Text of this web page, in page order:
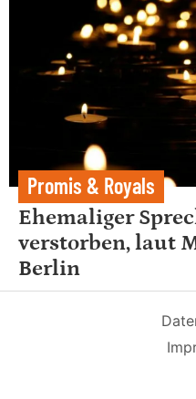
Promis & Royals
Ehemaliger
verstorben, laut
Berlin